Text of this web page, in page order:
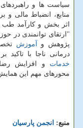
سیاست ها و
منابع، انضباط مالی و
اثر بخش و كارآمد طب
"ارتقای توانمندی در
پژوهش و آموزش
درمانی ناجا با تاكید
خدمات و افزایش
محورهای مهم این
منبع: انجمن پارسیان